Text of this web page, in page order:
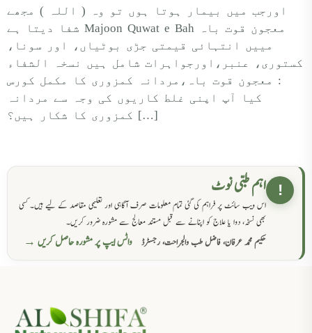
اورجب میں بیمار ہوتا ہوں تو وہ ( اللہ ) مجھے
شفا دیتا ہے Majoon Quwat e Bah معجون قوت باہ
مییں انتہائی قیمتی جڑی بوٹیاں، اور سونا،
کستوری، عنبر،اورجواہرات شامل ہیں نسخہ الشفاء
: معجون قوت باہ،مردانہ کمزوری کا مکمل کورس
کیا آپ اپنی غلط کاریوں کی وجہ سے مردانہ
کمزوری کا شکار ہیں؟ […]
! اہم طبی نوٹ
اس ویب سائٹ پر فراہم کی گئی تمام معلومات صرف آگاہی اور تعلیمی مقاصد کے لیے ہیں۔ کسی
بھی نسخہ، دوا یا علاج کو اپنانے سے قبل مستند معالج سے مشورہ ضرور کریں۔
حکیم محمد عرفان، فاضل طب والجراحت، رجسٹرڈ
واٹس ایپ پر مشورہ حاصل کریں →